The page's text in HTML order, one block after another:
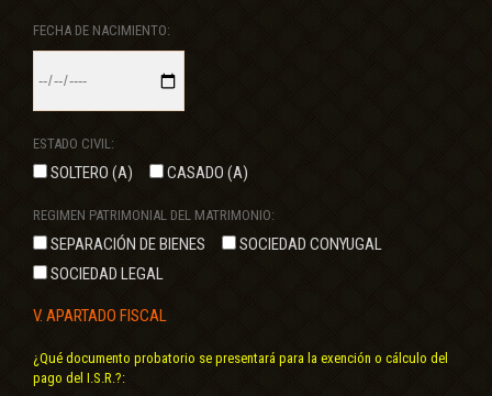
FECHA DE NACIMIENTO:
ESTADO CIVIL:
SOLTERO (A) CASADO (A)
REGIMEN PATRIMONIAL DEL MATRIMONIO:
SEPARACIÓN DE BIENES
SOCIEDAD CONYUGAL
SOCIEDAD LEGAL
V. APARTADO FISCAL
¿Qué documento probatorio se presentará para la exención o cálculo del
pago del I.S.R.?: